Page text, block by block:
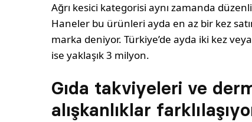
Ağrı kesici kategorisi aynı zamanda
Haneler bu ürünleri ayda en az bir kez
marka deniyor. Türkiye’de ayda iki kez
ise yaklaşık 3 milyon.
Gıda takviyeleri ve
alışkanlıklar